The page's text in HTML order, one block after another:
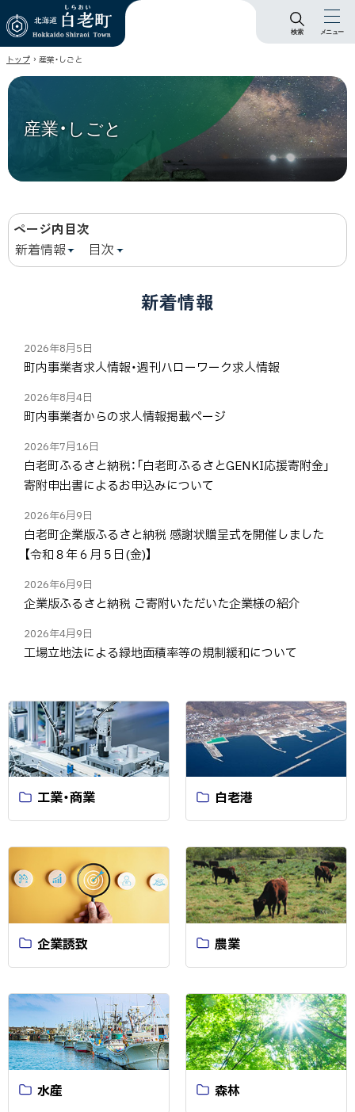
北海道 白老町
Hokkaido Shiraoi
Town
メニュー
検索
トップ › 産業・しごと
産業・しごと
ページ内目次
新着情報
目次
新着情報
2026年8月5日
町内事業者求人情報・週刊ハローワーク求人情報
2026年8月4日
町内事業者からの求人情報掲載ページ
2026年7月16日
白老町ふるさと納税：「白老町ふるさとGENKI応援寄附金」
寄附申出書によるお申込みについて
2026年6月9日
白老町企業版ふるさと納税 感謝状贈呈式を開催しました
【令和８年６月５日(金)】
2026年6月9日
企業版ふるさと納税 ご寄附いただいた企業様の紹介
2026年4月9日
工場立地法による緑地面積率等の規制緩和について
工業・商業 白老港
企業誘致 農業
水産 森林